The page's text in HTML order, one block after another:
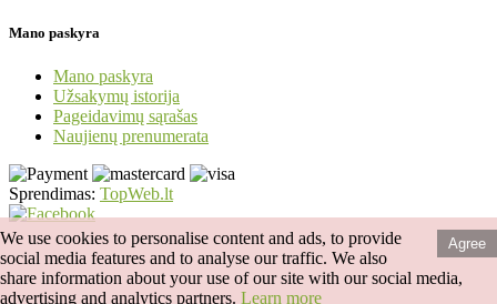
Mano paskyra
Mano paskyra
Užsakymų istorija
Pageidavimų sąrašas
Naujienų prenumerata
Sprendimas: TopWeb.lt
Agree
We use cookies to personalise content and ads, to provide
social media features and to analyse our traffic. We also
share information about your use of our site with our social media,
advertising and analytics partners. Learn more